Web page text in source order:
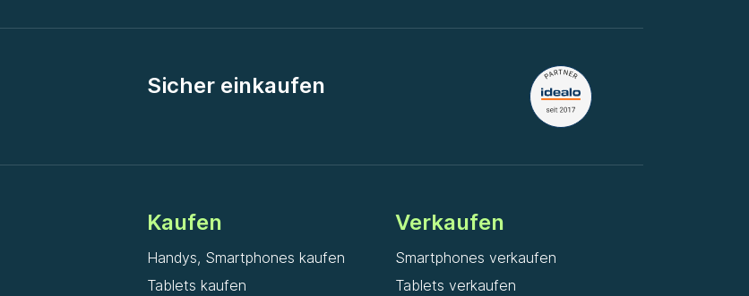
Sicher einkaufen
Kaufen
Handys, Smartphones kaufen
Tablets kaufen
Verkaufen
Smartphones verkaufen
Tablets verkaufen